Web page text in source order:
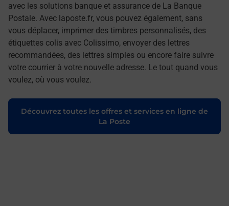
avec les solutions banque et assurance de La Banque
Postale. Avec laposte.fr, vous pouvez également, sans
vous déplacer, imprimer des timbres personnalisés, des
étiquettes colis avec Colissimo, envoyer des lettres
recommandées, des lettres simples ou encore faire suivre
votre courrier à votre nouvelle adresse. Le tout quand vous
voulez, où vous voulez.
Découvrez toutes les offres et services en ligne de
La Poste